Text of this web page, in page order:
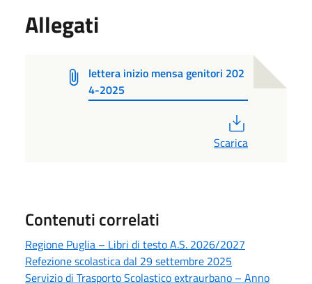
Allegati
lettera inizio mensa genitori 202
4-2025
Scarica
Contenuti correlati
Regione Puglia – Libri di testo A.S. 2026/2027
Refezione scolastica dal 29 settembre 2025
Servizio di Trasporto Scolastico extraurbano – Anno